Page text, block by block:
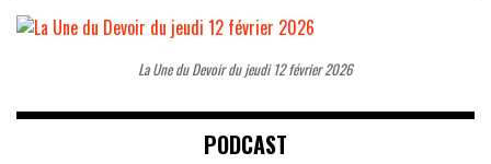
La Une du Devoir du jeudi 12 février 2026
PODCAST